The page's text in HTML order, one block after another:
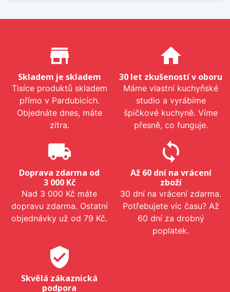
Proč nakupovat u nás?
store_mall_directory
Skladem je skladem
Tisíce produktů skladem
přímo v Pardubicích.
Objednáte dnes, máte
zítra.
home
30 let zkušeností v oboru
Máme vlastní kuchyňské
studio a vyrábíme
špičkové kuchyně. Víme
přesně, co funguje.
local_shipping
Doprava zdarma od
3 000 Kč
Nad 3 000 Kč máte
dopravu zdarma. Ostatní
objednávky už od 79 Kč.
sync
Až 60 dní na vrácení
zboží
30 dní na vrácení zdarma.
Potřebujete víc času? Až
60 dní za drobný
poplatek.
verified_user
Skvělá zákaznická
podpora